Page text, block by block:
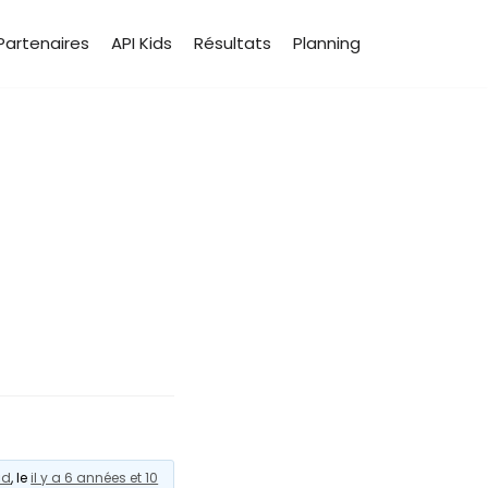
API Kids Résultats Planning
, leil y a 6 années et 10